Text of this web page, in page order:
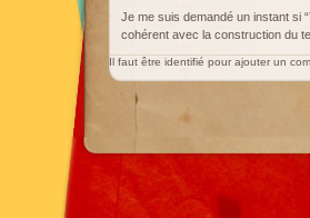
Je me suis demandé un instant si
cohérent avec la construction du
Il faut être identifié pour ajouter un